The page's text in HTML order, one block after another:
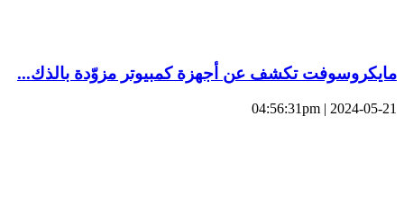
مايكروسوفت تكشف عن أجهزة كمبيوتر مزوّدة بالذك...
2024-05-21 | 04:56:31pm